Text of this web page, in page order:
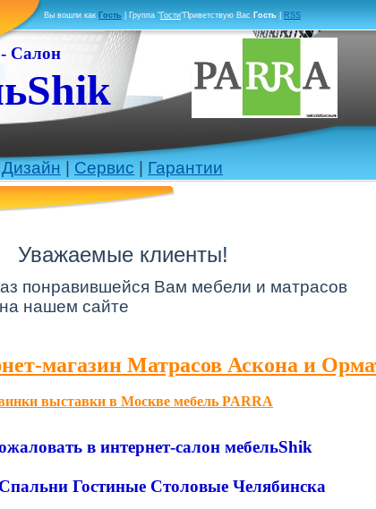
Вы вошли как Гость Группа "Гости"Приветствую Вас Гость RSS
Салон
Дизайн Сервис Гарантии
Уважаемые клиенты!
понравившейся Вам мебели и матрасов
на нашем сайте
магазин Матрасов Аскона и
выставки в Москве мебель PARRA
в интернет-салон мебельShik
Гостиные Столовые Челябинска